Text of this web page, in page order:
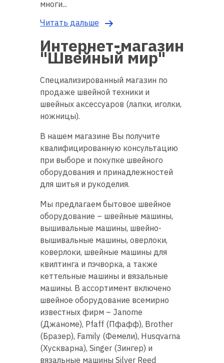
многи...
Читать дальше
Интернет-магазин
"Швейный мир"
Специализированный магазин по
продаже швейной техники и
швейных аксессуаров (лапки, иголки,
ножницы).
В нашем магазине Вы получите
квалифицированную консультацию
при выборе и покупке швейного
оборудования и принадлежностей
для шитья и рукоделия.
Мы предлагаем бытовое швейное
оборудование – швейные машины,
вышивальные машины, швейно-
вышивальные машины, оверлоки,
коверлоки, швейные машины для
квилтинга и пэчворка, а также
кеттельные машины и вязальные
машины. В ассортимент включено
швейное оборудование всемирно
известных фирм – Janome
(Джаноме), Pfaff (Пфафф), Brother
(Бразер), Family (Фемели), Husqvarna
(Хускварна), Singer (Зингер) и
вязальные машины Silver Reed